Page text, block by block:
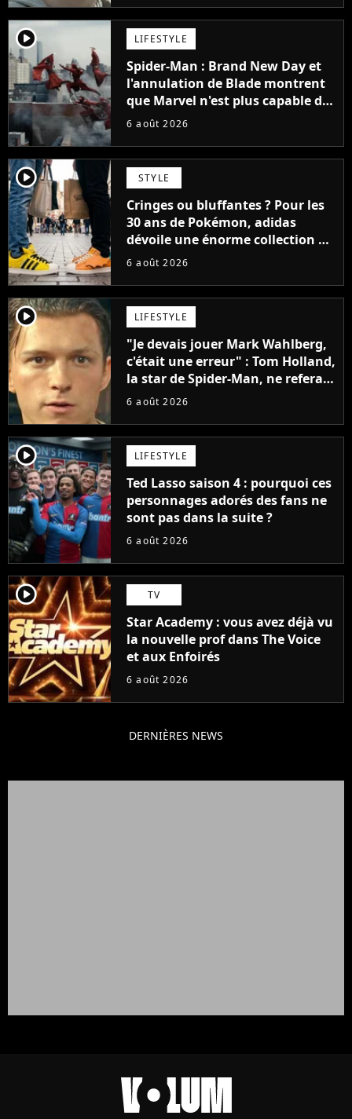
player2 LIFESTYLE
Spider-Man : Brand New Day et
l'annulation de Blade montrent
que Marvel n'est plus capable de
faire quoi que ce soit de simple
6 août 2026
player2 STYLE
Cringes ou bluffantes ? Pour les
30 ans de Pokémon, adidas
dévoile une énorme collection de
sneakers et je ne sais pas quoi en
6 août 2026
player2 LIFESTYLE
"Je devais jouer Mark Wahlberg,
c'était une erreur" : Tom Holland,
la star de Spider-Man, ne referait
pas ce blockbuster
6 août 2026
player2 LIFESTYLE
Ted Lasso saison 4 : pourquoi ces
personnages adorés des fans ne
sont pas dans la suite ?
6 août 2026
player2 TV
Star Academy : vous avez déjà vu
la nouvelle prof dans The Voice
et aux Enfoirés
6 août 2026
DERNIÈRES NEWS